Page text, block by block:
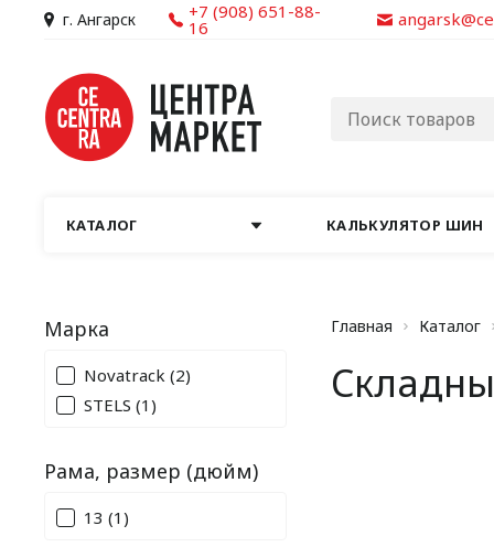
г. Ангарск +7 (908) 651-88-
16
КАТАЛОГ КАЛЬКУЛЯТОР ШИН
Марка
Novatrack (2)
STELS (1)
Рама, размер (дюйм)
13 (1)
Главная Каталог